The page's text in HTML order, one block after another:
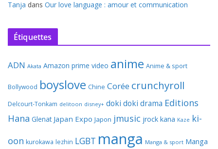
Tanja dans Our love language : amour et communication
Étiquettes
ADN Akata Amazon prime video anime Anime & sport
Bollywood boyslove Chine Corée crunchyroll
Delcourt-Tonkam delitoon disney+ doki doki drama Editions
Hana Glenat Japan Expo Japon jmusic jrock kana Kaze ki-
oon kurokawa lezhin LGBT manga Manga & sport Manga